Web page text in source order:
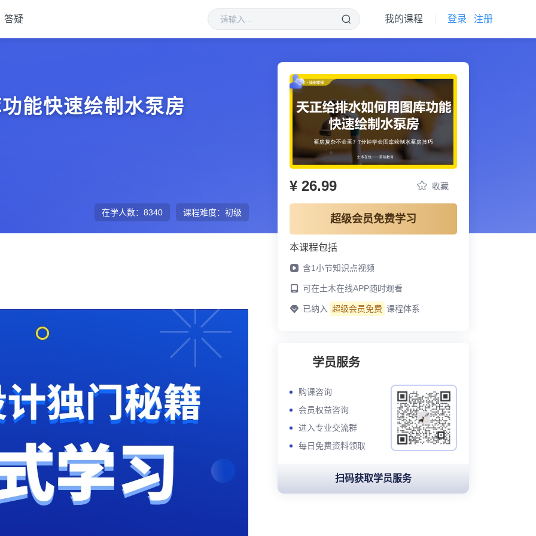
答疑 注册
登录
我的课程
能快速绘制水泵房
课程难度： 初级
在学人数： 8340
¥ 26.99 收藏
超级会员免费学习
本课程包括
含1小节知识点视频
可在土木在线APP随时观看
已纳入 超级会员免费 课程体系
学员服务
购课咨询
会员权益咨询
进入专业交流群
每日免费资料领取
扫码获取学员服务